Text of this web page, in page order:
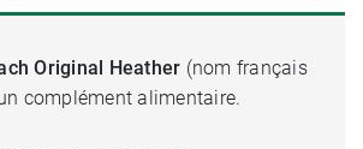
Original Heather (nom français
complément alimentaire.